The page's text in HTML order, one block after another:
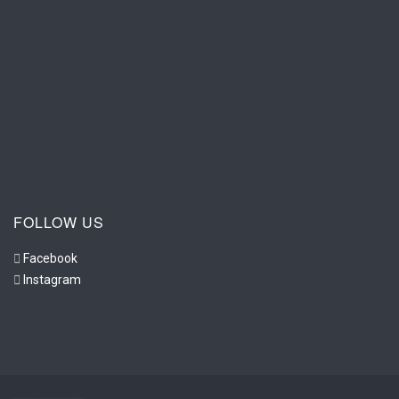
FOLLOW US
Facebook
Instagram